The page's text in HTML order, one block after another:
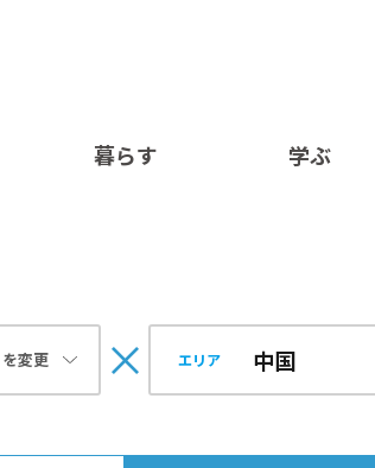
暮らす 学ぶ
変更 エリア